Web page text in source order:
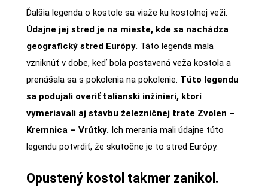
Ďalšia legenda o kostole sa viaže ku kostolnej veži.
Údajne jej stred je na mieste, kde sa nachádza
geografický stred Európy. Táto legenda mala
vzniknúť v dobe, keď bola postavená veža kostola a
prenášala sa s pokolenia na pokolenie. Túto legendu
sa podujali overiť talianski inžinieri, ktorí
vymeriavali aj stavbu železničnej trate Zvolen –
Kremnica – Vrútky. Ich merania mali údajne túto
legendu potvrdiť, že skutočne je to stred Európy.
Opustený kostol takmer zanikol.